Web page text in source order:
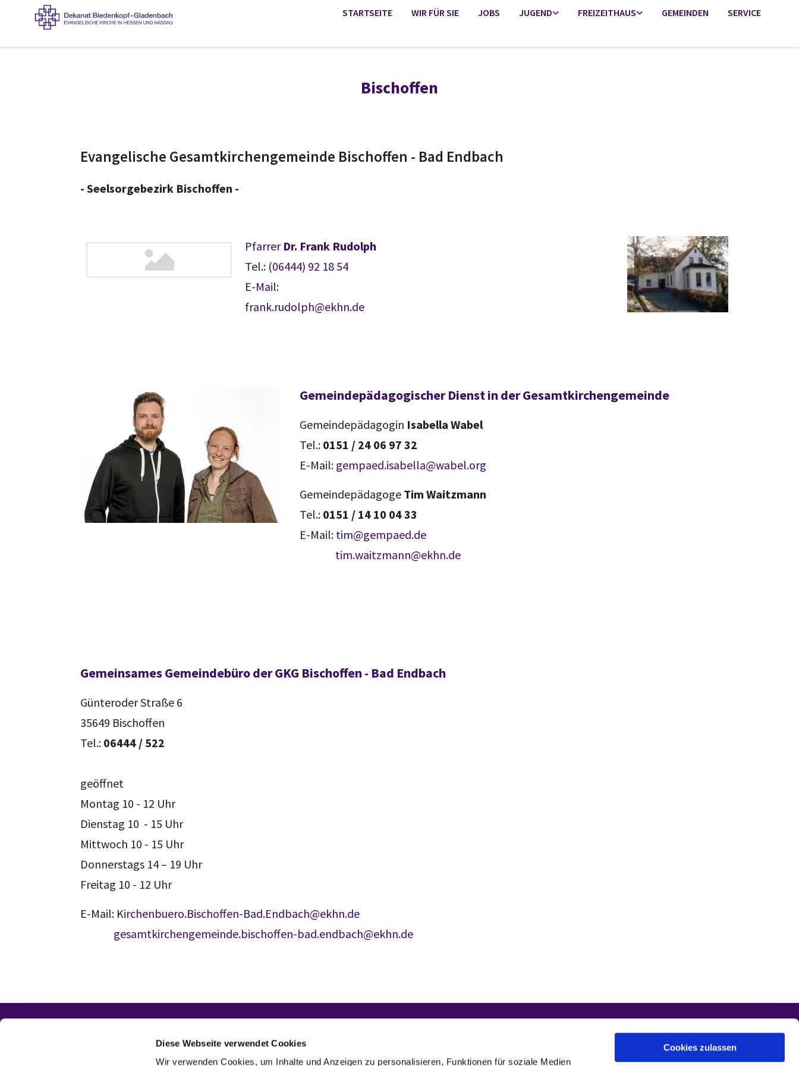
Diese Webseite verwendet Cookies
Wir verwenden Cookies, um Inhalte und Anzeigen zu personalisieren, Funktionen für soziale Medien
Cookies zulassen
STARTSEITE WIR FÜR SIE JOBS JUGEND FREIZEITHAUS GEMEINDEN SERVICE
Bischoffen
Evangelische Gesamtkirchengemeinde Bischoffen - Bad Endbach
- Seelsorgebezirk Bischoffen -
Pfarrer Dr. Frank Rudolph
Tel.: (06444) 92 18 54
E-Mail:
frank.rudolph@ekhn.de
Gemeindepädagogischer Dienst in der Gesamtkirchengemeinde
Gemeindepädagogin Isabella Wabel
Tel.:0151 / 24 06 97 32
E-Mail: gempaed.isabella@wabel.org
Gemeindepädagoge Tim Waitzmann
Tel.: 0151 / 14 10 04 33
E-Mail: tim@gempaed.de
tim.waitzmann@ekhn.de
Gemeinsames Gemeindebüro der GKG Bischoffen - Bad Endbach
Günteroder Straße 6
35649 Bischoffen
Tel.: 06444 / 522
geöffnet
Montag 10 - 12 Uhr
Dienstag 10 - 15 Uhr
Mittwoch 10 - 15 Uhr
Donnerstags 14 – 19 Uhr
Freitag 10 - 12 Uhr
E-Mail: Kirchenbuero.Bischoffen-Bad.Endbach@ekhn.de
gesamtkirchengemeinde.bischoffen-bad.endbach@ekhn.de